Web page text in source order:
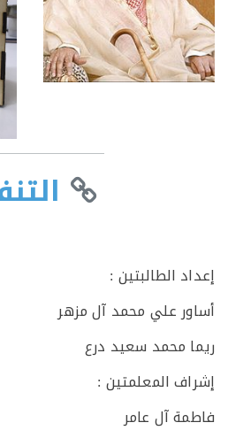
التنفيذ
الطالبتين :
علي محمد آل مزهر
محمد سعيد درع
المعلمتين :
آل عامر